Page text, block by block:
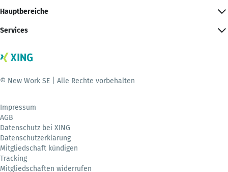
Hauptbereiche
Services
© New Work SE | Alle Rechte vorbehalten
Impressum
AGB
Datenschutz bei XING
Datenschutzerklärung
Mitgliedschaft kündigen
Tracking
Mitgliedschaften widerrufen